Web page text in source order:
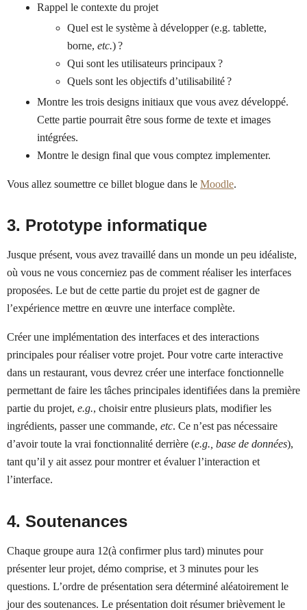
Rappel le contexte du projet
Quel est le système à développer (e.g. tablette,
borne, etc.) ?
Qui sont les utilisateurs principaux ?
Quels sont les objectifs d’utilisabilité ?
Montre les trois designs initiaux que vous avez développé.
Cette partie pourrait être sous forme de texte et images
intégrées.
Montre le design final que vous comptez implementer.
Vous allez soumettre ce billet blogue dans le Moodle.
3. Prototype informatique
Jusque présent, vous avez travaillé dans un monde un peu idéaliste,
où vous ne vous concerniez pas de comment réaliser les interfaces
proposées. Le but de cette partie du projet est de gagner de
l’expérience mettre en œuvre une interface complète.
Créer une implémentation des interfaces et des interactions
principales pour réaliser votre projet. Pour votre carte interactive
dans un restaurant, vous devrez créer une interface fonctionnelle
permettant de faire les tâches principales identifiées dans la première
partie du projet, e.g., choisir entre plusieurs plats, modifier les
ingrédients, passer une commande, etc. Ce n’est pas nécessaire
d’avoir toute la vrai fonctionnalité derrière (e.g., base de données),
tant qu’il y ait assez pour montrer et évaluer l’interaction et
l’interface.
4. Soutenances
Chaque groupe aura 12(à confirmer plus tard) minutes pour
présenter leur projet, démo comprise, et 3 minutes pour les
questions. L’ordre de présentation sera déterminé aléatoirement le
jour des soutenances. Le présentation doit résumer brièvement le